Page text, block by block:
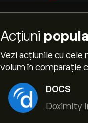
Acțiuni
Vezi acțiunile cu cele
volum în comparație
DOCS
Doximity